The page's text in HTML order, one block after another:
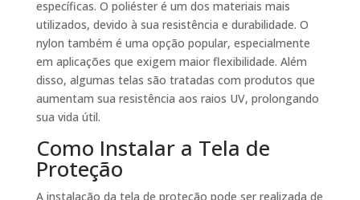
específicas. O poliéster é um dos materiais mais
utilizados, devido à sua resistência e durabilidade. O
nylon também é uma opção popular, especialmente
em aplicações que exigem maior flexibilidade. Além
disso, algumas telas são tratadas com produtos que
aumentam sua resistência aos raios UV, prolongando
sua vida útil.
Como Instalar a Tela de
Proteção
A instalação da tela de proteção pode ser realizada de